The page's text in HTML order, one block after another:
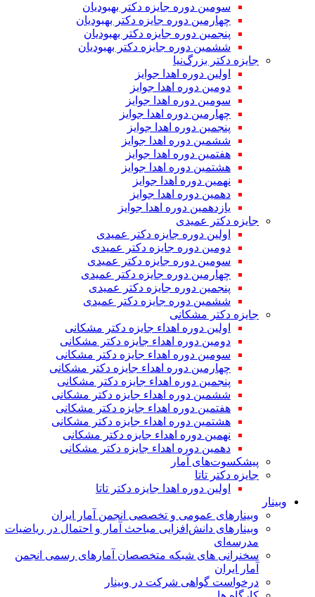
سومین دوره جایزه دکتر بهبودیان
چهارمین دوره جایزه دکتر بهبودیان
پنجمین دوره جایزه دکتر بهبودیان
ششمین دوره جایزه دکتر بهبودیان
جایزه دکتر بزرگ‌نیا
اولین دوره اهدا جوایز
دومین دوره اهدا جوایز
سومین دوره اهدا جوایز
چهارمین دوره اهدا جوایز
پنجمین دوره اهدا جوایز
ششمین دوره اهدا جوایز
هفتمین دوره اهدا جوایز
هشتمین دوره اهدا جوایز
نهمین دوره اهدا جوایز
دهمین دوره اهدا جوایز
یازدهمین دوره اهدا جوایز
جایزه دکتر عمیدی
اولین دوره جایزه دکتر عمیدی
دومین دوره جایزه دکتر عمیدی
سومین دوره جایزه دکتر عمیدی
چهارمین دوره جایزه دکتر عمیدی
پنجمین دوره جایزه دکتر عمیدی
ششمین دوره جایزه دکتر عمیدی
جایزه دکتر مشکانی
اولین دوره اهداء جایزه دکتر مشکانی
دومین دوره اهداء جایزه دکتر مشکانی
سومین دوره اهداء جایزه دکتر مشکانی
چهارمین دوره اهداء جایزه دکتر مشکانی
پنجمین دوره اهداء جایزه دکتر مشکانی
ششمین دوره اهداء جایزه دکتر مشکانی
هفتمین دوره اهداء جایزه دکتر مشکانی
هشتمین دوره اهداء جایزه دکتر مشکانی
نهمین دوره اهداء جایزه دکتر مشکانی
دهمین دوره اهداء جایزه دکتر مشکانی
پیشکسوت‌های آمار
جایزه دکتر تاتا
اولین دوره اهدا جایزه دکتر تاتا
وبینار
وبینارهای عمومی و تخصصی انجمن آمار ایران
وبینارهای دانش‌افزایی مباحث آمار و احتمال در ریاضیات
مدرسه‌ای
سخنرانی های شبکه متخصصان آمارهای رسمی انجمن
آمار ایران
درخواست گواهی شرکت در وبینار